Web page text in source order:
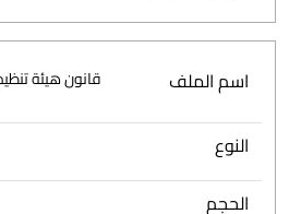
اسم الملف
النوع
الحجم